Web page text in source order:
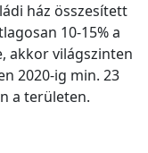
ház összesített
10-15% a
akkor világszinten
2020-ig min. 23
a területen.